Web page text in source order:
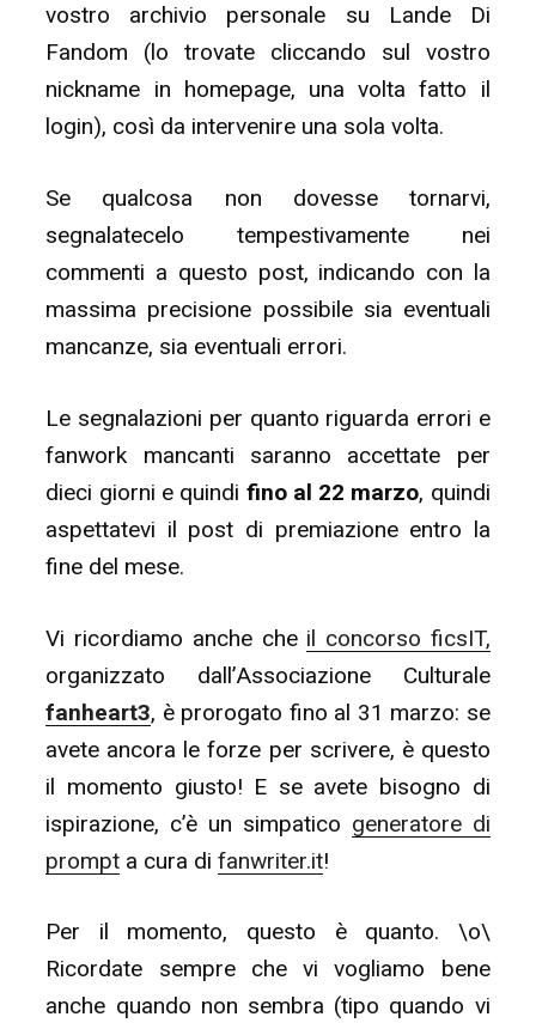
vostro archivio personale su Lande Di
Fandom (lo trovate cliccando sul vostro
nickname in homepage, una volta fatto il
login), così da intervenire una sola volta.
Se qualcosa non dovesse tornarvi,
segnalatecelo tempestivamente nei
commenti a questo post, indicando con la
massima precisione possibile sia eventuali
mancanze, sia eventuali errori.
Le segnalazioni per quanto riguarda errori e
fanwork mancanti saranno accettate per
dieci giorni e quindi fino al 22 marzo, quindi
aspettatevi il post di premiazione entro la
fine del mese.
Vi ricordiamo anche che il concorso ficsIT,
organizzato dall’Associazione Culturale
fanheart3, è prorogato fino al 31 marzo: se
avete ancora le forze per scrivere, è questo
il momento giusto! E se avete bisogno di
ispirazione, c’è un simpatico generatore di
prompt a cura difanwriter.it!
Per il momento, questo è quanto. \o\
Ricordate sempre che vi vogliamo bene
anche quando non sembra (tipo quando vi